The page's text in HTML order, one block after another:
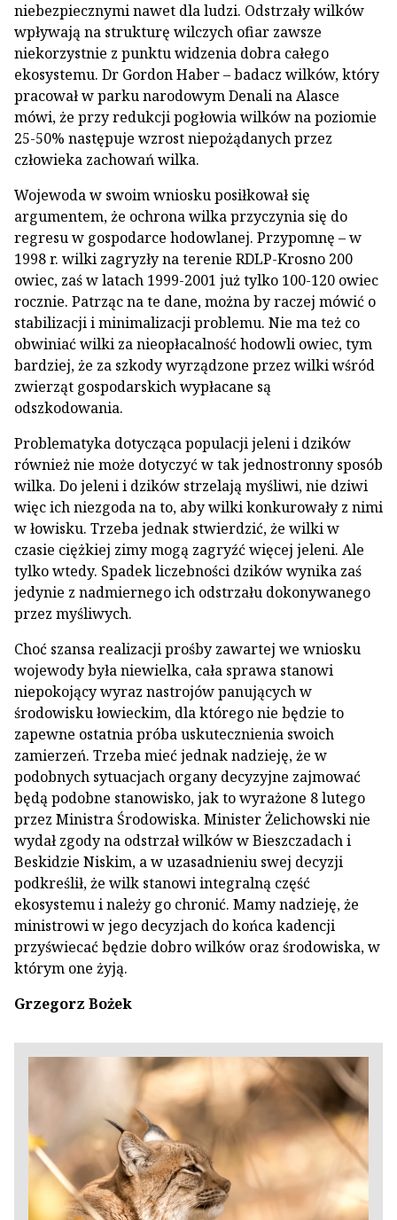
niebezpiecznymi nawet dla ludzi. Odstrzały wilków
wpływają na strukturę wilczych ofiar zawsze
niekorzystnie z punktu widzenia dobra całego
ekosystemu. Dr Gordon Haber – badacz wilków, który
pracował w parku narodowym Denali na Alasce
mówi, że przy redukcji pogłowia wilków na poziomie
25-50% następuje wzrost niepożądanych przez
człowieka zachowań wilka.
Wojewoda w swoim wniosku posiłkował się
argumentem, że ochrona wilka przyczynia się do
regresu w gospodarce hodowlanej. Przypomnę – w
1998 r. wilki zagryzły na terenie RDLP-Krosno 200
owiec, zaś w latach 1999-2001 już tylko 100-120 owiec
rocznie. Patrząc na te dane, można by raczej mówić o
stabilizacji i minimalizacji problemu. Nie ma też co
obwiniać wilki za nieopłacalność hodowli owiec, tym
bardziej, że za szkody wyrządzone przez wilki wśród
zwierząt gospodarskich wypłacane są
odszkodowania.
Problematyka dotycząca populacji jeleni i dzików
również nie może dotyczyć w tak jednostronny sposób
wilka. Do jeleni i dzików strzelają myśliwi, nie dziwi
więc ich niezgoda na to, aby wilki konkurowały z nimi
w łowisku. Trzeba jednak stwierdzić, że wilki w
czasie ciężkiej zimy mogą zagryźć więcej jeleni. Ale
tylko wtedy. Spadek liczebności dzików wynika zaś
jedynie z nadmiernego ich odstrzału dokonywanego
przez myśliwych.
Choć szansa realizacji prośby zawartej we wniosku
wojewody była niewielka, cała sprawa stanowi
niepokojący wyraz nastrojów panujących w
środowisku łowieckim, dla którego nie będzie to
zapewne ostatnia próba uskutecznienia swoich
zamierzeń. Trzeba mieć jednak nadzieję, że w
podobnych sytuacjach organy decyzyjne zajmować
będą podobne stanowisko, jak to wyrażone 8 lutego
przez Ministra Środowiska. Minister Żelichowski nie
wydał zgody na odstrzał wilków w Bieszczadach i
Beskidzie Niskim, a w uzasadnieniu swej decyzji
podkreślił, że wilk stanowi integralną część
ekosystemu i należy go chronić. Mamy nadzieję, że
ministrowi w jego decyzjach do końca kadencji
przyświecać będzie dobro wilków oraz środowiska, w
którym one żyją.
Grzegorz Bożek